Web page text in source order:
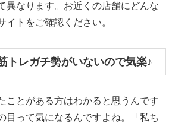
異なります。お近くの店舗にどんな
イトをご確認ください。
トレガチ勢がいないので気楽♪
ことがある方はわかると思うんです
目って気になるんですよね。「私ち